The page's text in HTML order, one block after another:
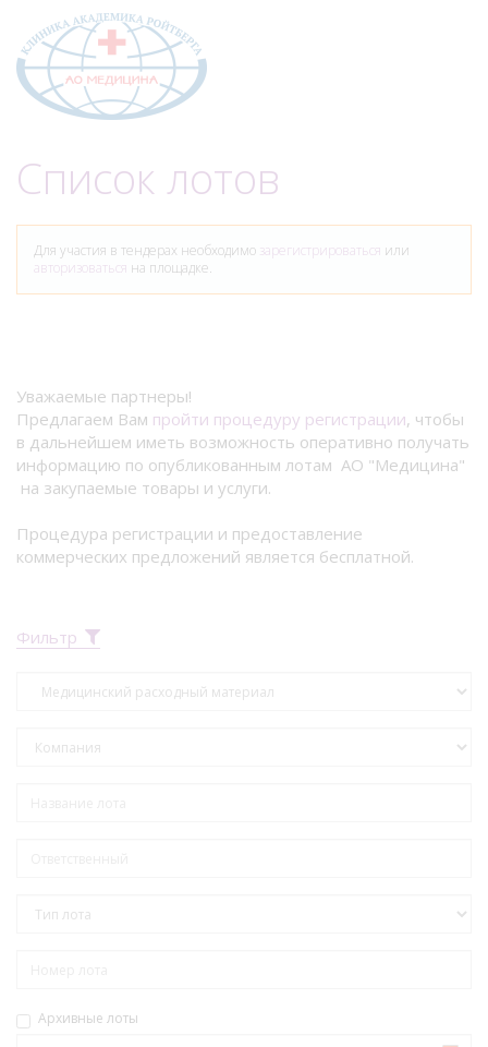
Список лотов
Для участия в тендерах необходимо зарегистрироваться или
авторизоваться на площадке.
Уважаемые партнеры!
Предлагаем Вам пройти процедуру регистрации, чтобы
в дальнейшем иметь возможность оперативно получать
информацию по опубликованным лотам АО "Медицина"
на закупаемые товары и услуги.
Процедура регистрации и предоставление
коммерческих предложений является бесплатной.
Фильтр
Архивные лоты